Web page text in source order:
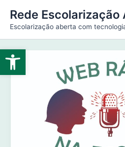
Abrir a barra de
para
conteúdo
Rede Escolarização
Escolarização aberta com